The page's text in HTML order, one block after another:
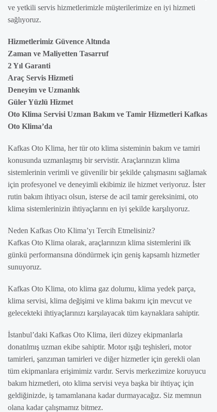
ve yetkili servis hizmetlerimizle müşterilerimize en iyi hizmeti
sağlıyoruz.
Hizmetlerimiz Güvence Altında
Zaman ve Maliyetten Tasarruf
2 Yıl Garanti
Araç Servis Hizmeti
Deneyim ve Uzmanlık
Güler Yüzlü Hizmet
Oto Klima Servisi Uzman Bakım ve Tamir Hizmetleri Kafkas
Oto Klima’da
Kafkas Oto Klima, her tür oto klima sisteminin bakım ve tamiri
konusunda uzmanlaşmış bir servistir. Araçlarınızın klima
sistemlerinin verimli ve güvenilir bir şekilde çalışmasını sağlamak
için profesyonel ve deneyimli ekibimiz ile hizmet veriyoruz. İster
rutin bakım ihtiyacı olsun, isterse de acil tamir gereksinimi, oto
klima sistemlerinizin ihtiyaçlarını en iyi şekilde karşılıyoruz.
Neden Kafkas Oto Klima’yı Tercih Etmelisiniz?
Kafkas Oto Klima olarak, araçlarınızın klima sistemlerini ilk
günkü performansına döndürmek için geniş kapsamlı hizmetler
sunuyoruz.
Kafkas Oto Klima, oto klima gaz dolumu, klima yedek parça,
klima servisi, klima değişimi ve klima bakımı için mevcut ve
gelecekteki ihtiyaçlarınızı karşılayacak tüm kaynaklara sahiptir.
İstanbul’daki Kafkas Oto Klima, ileri düzey ekipmanlarla
donatılmış uzman ekibe sahiptir. Motor ışığı teşhisleri, motor
tamirleri, şanzıman tamirleri ve diğer hizmetler için gerekli olan
tüm ekipmanlara erişimimiz vardır. Servis merkezimize koruyucu
bakım hizmetleri, oto klima servisi veya başka bir ihtiyaç için
geldiğinizde, iş tamamlanana kadar durmayacağız. Siz memnun
olana kadar çalışmamız bitmez.